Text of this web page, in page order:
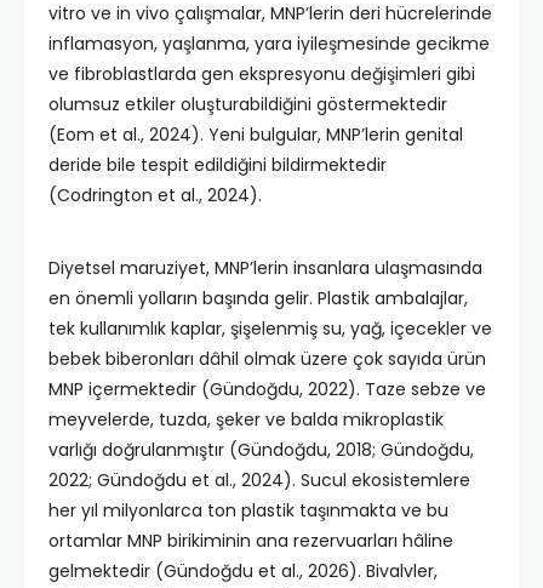
vitro ve in vivo çalışmalar, MNP’lerin deri hücrelerinde
inflamasyon, yaşlanma, yara iyileşmesinde gecikme
ve fibroblastlarda gen ekspresyonu değişimleri gibi
olumsuz etkiler oluşturabildiğini göstermektedir
(Eom et al., 2024). Yeni bulgular, MNP’lerin genital
deride bile tespit edildiğini bildirmektedir
(Codrington et al., 2024).
Diyetsel maruziyet, MNP’lerin insanlara ulaşmasında
en önemli yolların başında gelir. Plastik ambalajlar,
tek kullanımlık kaplar, şişelenmiş su, yağ, içecekler ve
bebek biberonları dâhil olmak üzere çok sayıda ürün
MNP içermektedir (Gündoğdu, 2022). Taze sebze ve
meyvelerde, tuzda, şeker ve balda mikroplastik
varlığı doğrulanmıştır (Gündoğdu, 2018; Gündoğdu,
2022; Gündoğdu et al., 2024). Sucul ekosistemlere
her yıl milyonlarca ton plastik taşınmakta ve bu
ortamlar MNP birikiminin ana rezervuarları hâline
gelmektedir (Gündoğdu et al., 2026). Bivalvler,